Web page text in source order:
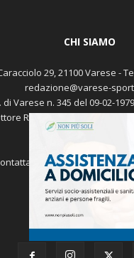
CHI SIAMO
29, 21100 Varese -
redazione@varese-
di Varese n. 345 del 09-02-
Responsabile: Michele
Pubblicità
SEGUICI